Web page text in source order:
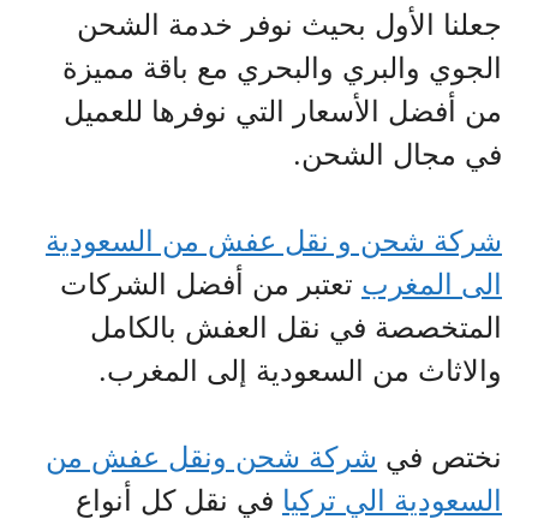
جعلنا الأول بحيث نوفر خدمة الشحن
الجوي والبري والبحري مع باقة مميزة
من أفضل الأسعار التي نوفرها للعميل
في مجال الشحن.
شركة شحن و نقل عفش من السعودية
الى المغرب تعتبر من أفضل الشركات
المتخصصة في نقل العفش بالكامل
والاثاث من السعودية إلى المغرب.
نختص في شركة شحن ونقل عفش من
السعودية الي تركيا في نقل كل أنواع